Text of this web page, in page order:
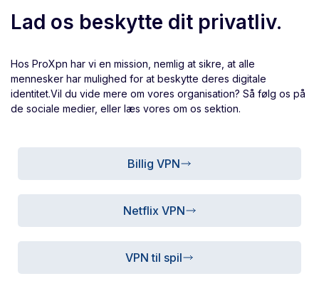
Lad os beskytte dit privatliv.
Hos ProXpn har vi en mission, nemlig at sikre, at alle
mennesker har mulighed for at beskytte deres digitale
identitet.Vil du vide mere om vores organisation? Så følg os på
de sociale medier, eller læs vores om os sektion.
Billig VPN
Netflix VPN
VPN til spil